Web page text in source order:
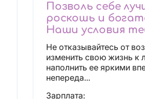
Позволь себе
роскошь и
Наши условия
понравятся!
Действительно
условия и
Не отказывайтесь от
изменить свою жизнь к
наполнить ее яркими
непереда...
Зарплата: